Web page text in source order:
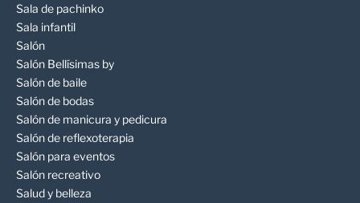
Sala de pachinko
Sala infantil
Salón
Salón Bellísimas by
Salón de baile
Salón de bodas
Salón de manicura y pedicura
Salón de reflexoterapia
Salón para eventos
Salón recreativo
Salud y belleza